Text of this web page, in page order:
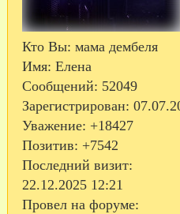
Кто Вы: мама дембеля
Имя: Елена
Сообщений: 52049
Зарегистрирован:
Уважение: +18427
Позитив: +7542
Последний визит:
22.12.2025 12:21
Провел на форуме: